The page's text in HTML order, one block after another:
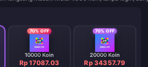
70% OFF
10000 Koin
Rp 17087.03
70% OFF
20000 Koin
Rp 34357.79